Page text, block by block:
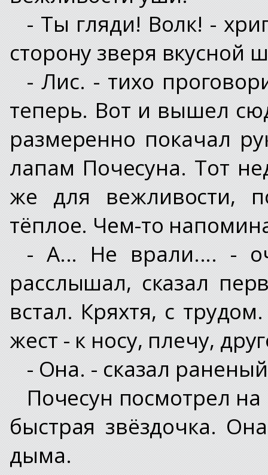
- Ты гляди! Волк! -
сторону зверя вкусной
- Лис. - тихо
теперь. Вот и вышел
размеренно покачал
лапам Почесуна. Тот
же для вежливости,
тёплое. Чем-то
- А... Не врали.... -
расслышал, сказал
встал. Кряхтя, с
жест - к носу, плечу,
- Она. - сказал
Почесун посмотрел
быстрая звёздочка.
дыма.